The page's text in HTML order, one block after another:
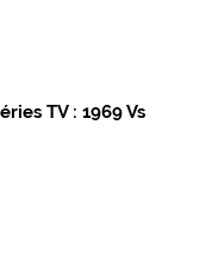
TV : 1969 Vs